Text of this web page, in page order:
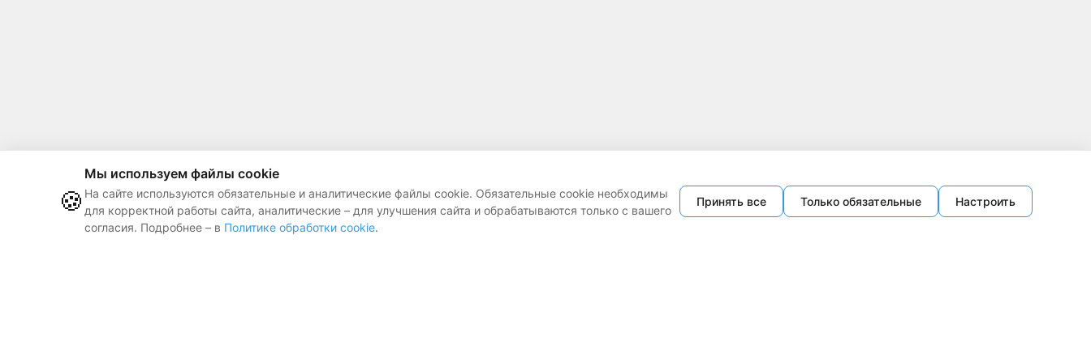
🍪
Мы используем файлы cookie
На сайте используются обязательные и аналитические файлы cookie. Обязательные cookie необходимы
для корректной работы сайта, аналитические – для улучшения сайта и обрабатываются только с вашего
согласия. Подробнее – в Политике обработки cookie.
Принять все Только обязательные Настроить